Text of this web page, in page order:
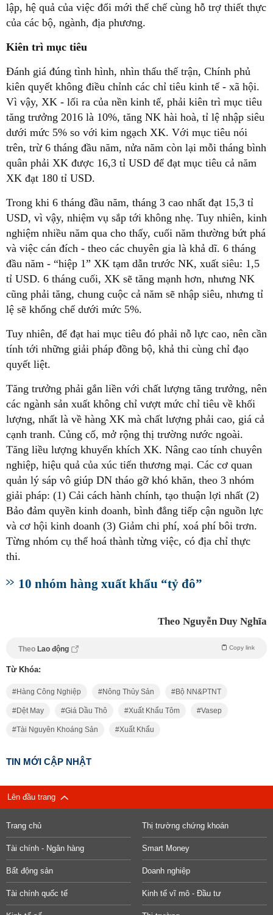
lập, hệ quả của việc đổi mới thể chế cùng hỗ trợ thiết thực
của các bộ, ngành, địa phương.
Kiên trì mục tiêu
Đánh giá đúng tình hình, nhìn thấu thế trận, Chính phủ
kiên quyết không điều chỉnh các chỉ tiêu kinh tế - xã hội.
Vì vậy, XK - lối ra của nền kinh tế, phải kiên trì mục tiêu
tăng trưởng 2016 là 10%, tăng NK hài hoà, tỉ lệ nhập siêu
dưới mức 5% so với kim ngạch XK. Với mục tiêu nói
trên, trừ 6 tháng đầu năm, nửa năm còn lại mỗi tháng bình
quân phải XK được 16,3 tỉ USD để đạt mục tiêu cả năm
XK đạt 180 tỉ USD.
Trong khi 6 tháng đầu năm, tháng 3 cao nhất đạt 15,3 tỉ
USD, vì vậy, nhiệm vụ sắp tới không nhẹ. Tuy nhiên, kinh
nghiệm nhiều năm qua cho thấy, cuối năm thường bứt phá
và việc cán đích - theo các chuyên gia là khả dĩ. 6 tháng
đầu năm - “hiệp 1” XK tạm dẫn trước NK, xuất siêu: 1,5
tỉ USD. 6 tháng cuối, XK sẽ tăng mạnh hơn, nhưng NK
cũng phải tăng, chung cuộc cả năm sẽ nhập siêu, nhưng tỉ
lệ sẽ khống chế dưới mức 5%.
Tuy nhiên, để đạt hai mục tiêu đó phải nỗ lực cao, nên cần
tính tới những giải pháp đồng bộ, khả thi cùng chỉ đạo
quyết liệt.
Tăng trưởng phải gắn liền với chất lượng tăng trưởng, nên
các ngành sản xuất không chỉ vượt mức chỉ tiêu về khối
lượng, nhất là về hàng XK mà chất lượng phải cao, giá cả
cạnh tranh. Củng cố, mở rộng thị trường nước ngoài.
Tăng liều lượng khuyến khích XK. Nâng cao tính chuyên
nghiệp, hiệu quả của xúc tiến thương mại. Các cơ quan
quản lý sáp vô giúp DN tháo gỡ khó khăn, theo 3 nhóm
giải pháp: (1) Cải cách hành chính, tạo thuận lợi nhất (2)
Bảo đảm quyền kinh doanh, bình đẳng tiếp cận nguồn lực
và cơ hội kinh doanh (3) Giảm chi phí, xoá phí bôi trơn.
Từng nhóm cụ thể hoá thành từng việc, có địa chỉ thực
thi.
10 nhóm hàng xuất khẩu “tỷ đô”
Theo Nguyễn Duy Nghĩa
Theo Lao động Copy link
Từ Khóa:
Hàng Công Nghiệp Nông Thủy Sản Bộ NN&PTNT
Dệt May Giá Dầu Thô Xuất Khẩu Tôm Vasep
Tài Nguyên Khoáng Sản Xuất Khẩu
TIN MỚI CẬP NHẬT
Lên đầu trang
Trang chủ Thị trường chứng khoán
Tài chính - Ngân hàng Smart Money
Bất động sản Doanh nghiệp
Tài chính quốc tế Kinh tế vĩ mô - Đầu tư